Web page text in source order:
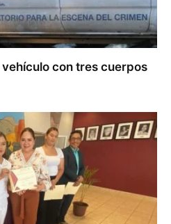
vehículo con tres cuerpos